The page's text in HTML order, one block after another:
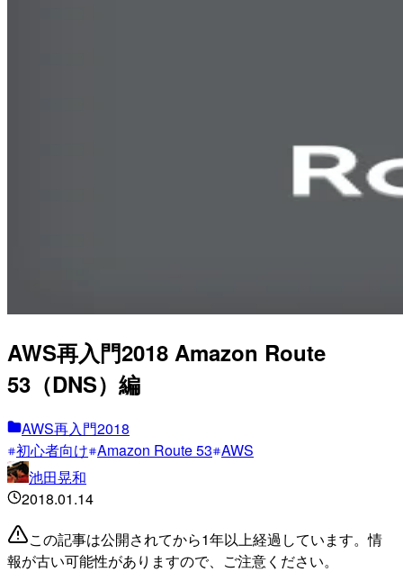
AWS再入門2018 Amazon Route
53（DNS）編
AWS再入門2018
初心者向け Amazon Route 53 AWS
池田晃和
2018.01.14
この記事は公開されてから1年以上経過しています。情
報が古い可能性がありますので、ご注意ください。